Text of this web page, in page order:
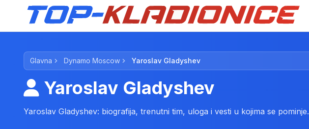
Glavna Dynamo Moscow Yaroslav Gladyshev
Yaroslav Gladyshev
Yaroslav Gladyshev: biografija, trenutni tim, uloga i vesti u kojima se pominje.